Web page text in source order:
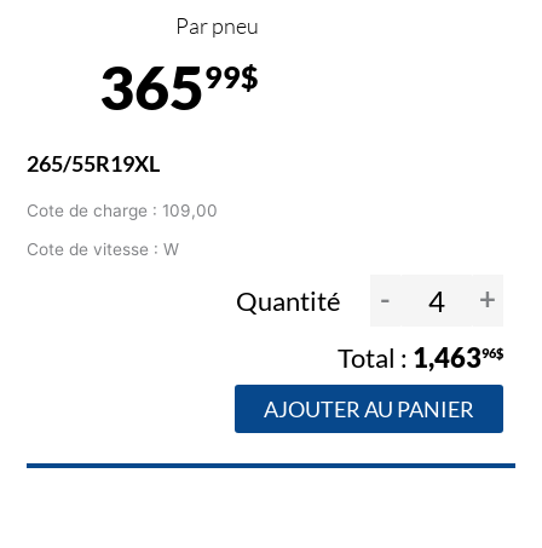
Par pneu
36599$
265/55R19XL
Cote de charge : 109,00
Cote de vitesse : W
Quantité - +
1,46396$
AJOUTER AU PANIER